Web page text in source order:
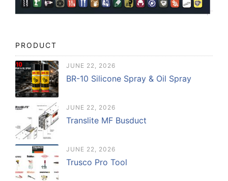
PRODUCT
JUNE 22, 2026
BR-10 Silicone Spray & Oil Spray
JUNE 22, 2026
Translite MF Busduct
JUNE 22, 2026
Trusco Pro Tool